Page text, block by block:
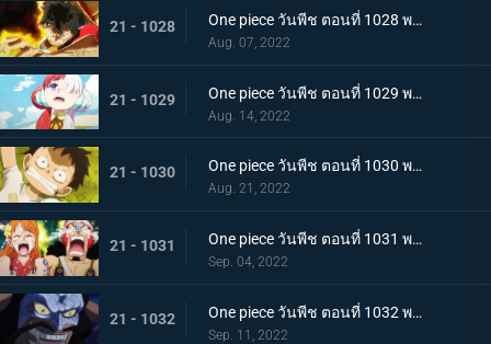
21 - 1028 One piece วันพีช ตอนที่ 1028 พากย์ไทย ก้ามข้ามสี่จักรพรรดิสิ หมัดเหล็กโต้กลับของลูฟี่
Aug. 07, 2022
21 - 1029 One piece วันพีช ตอนที่ 1029 พากย์ไทย ความทรงจำลางเลือน ลูฟี่กับอูตะลูกสาวของผมแดง
Aug. 14, 2022
21 - 1030 One piece วันพีช ตอนที่ 1030 พากย์ไทย คำสาบานต่อยุคสมัยใหม่! ลูฟี่กับอูตะ
Aug. 21, 2022
21 - 1031 One piece วันพีช ตอนที่ 1031 พากย์ไทย นามิตะโกนสุดเสียง เดธเรซแบบจนตรอก
Sep. 04, 2022
21 - 1032 One piece วันพีช ตอนที่ 1032 พากย์ไทย รุ่งอรุณของแคว้นวะ ทุกด้านประจันหน้าสุดเดือด
Sep. 11, 2022